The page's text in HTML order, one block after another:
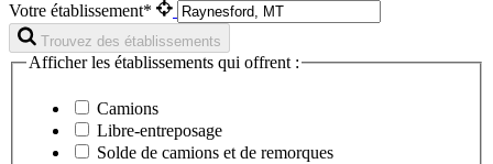
Votre établissement*
Trouvez des établissements
Afficher les établissements qui offrent :
Camions
Libre-entreposage
Solde de camions et de remorques